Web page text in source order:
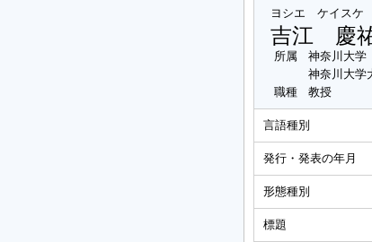
ヨシエ ケイスケ
吉江 慶
所属
神奈川大学
神奈川大学
職種
教授
言語種別
発行・発表の年月
形態種別
標題